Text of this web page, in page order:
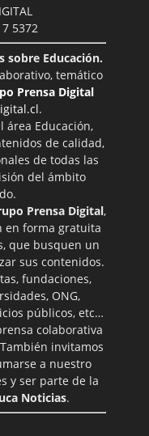
5372
sobre Educación.
temático
Prensa Digital
.
área Educación,
de calidad,
de todas las
del ámbito
Prensa Digital,
en forma gratuita
que busquen un
sus contenidos.
fundaciones,
ONG,
públicos, etc…
colaborativa
invitamos
a nuestro
y ser parte de la
Noticias.